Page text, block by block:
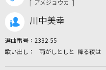
[ アメジョウカ ]
川中美幸
選曲番号： 2332-55
雨がしとしと 降る夜は